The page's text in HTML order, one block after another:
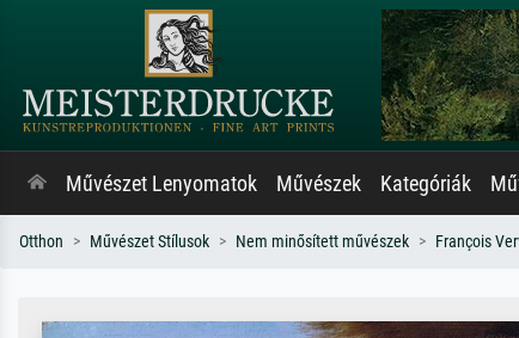
Művészet Lenyomatok Művészek Kategóriák
Otthon Művészet Stílusok Nem minősített művészek François